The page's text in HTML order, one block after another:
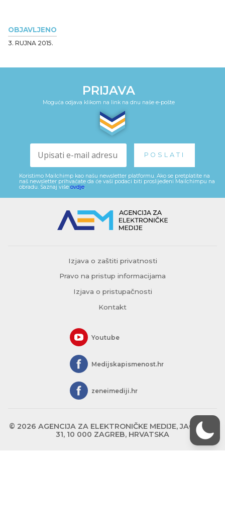
OBJAVLJENO
3. RUJNA 2015.
PRIJAVA
Moguća odjava klikom na link na dnu naše e-pošte
Koristimo Mailchimp kao našu newsletter platformu. Ako se pretplatite na
naš newsletter prihvaćate da će vaši podaci biti proslijeđeni Mailchimpu na
obradu. Saznaj više ovdje.
Izjava o zaštiti privatnosti
Pravo na pristup informacijama
Izjava o pristupačnosti
Kontakt
Youtube
Medijskapismenost.hr
zeneimediji.hr
© 2026 AGENCIJA ZA ELEKTRONIČKE MEDIJE, JAGIĆEVA
31, 10 000 ZAGREB, HRVATSKA